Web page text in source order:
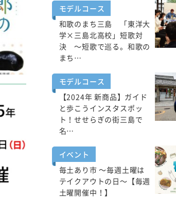
モデルコース
和歌のまち三島 「東洋大
学×三島北高校」短歌対
決 ～短歌で巡る。和歌の
まち…
モデルコース
【2024年 新商品】ガイド
と歩こうインスタスポッ
ト！せせらぎの街三島で
名…
イベント
毎土あり市 ～毎週土曜は
テイクアウトの日～【毎週
土曜開催中！】